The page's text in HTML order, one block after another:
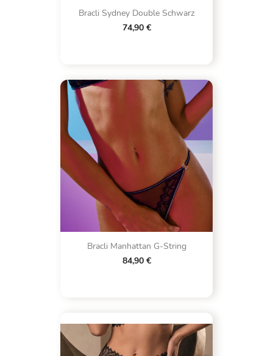
Bracli Sydney Double Schwarz
74,90 €
Bracli Manhattan G-String
84,90 €